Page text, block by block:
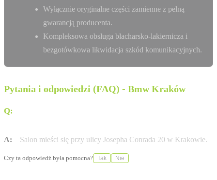
Wyłącznie oryginalne części zamienne z pełną
gwarancją producenta.
Kompleksowa obsługa blacharsko-lakiernicza i
bezgotówkowa likwidacja szkód komunikacyjnych.
Pytania i odpowiedzi (FAQ) - Bmw Kraków
Q:
A: Salon mieści się przy ulicy Josepha Conrada 20 w Krakowie.
Czy ta odpowiedź była pomocna? Tak Nie